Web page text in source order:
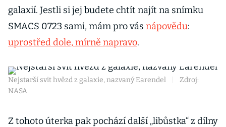
galaxií. Jestli si jej budete chtít najít na snímku
SMACS 0723 sami, mám pro vás nápovědu:
uprostřed dole, mírně napravo.
Nejstarší svit hvězd z galaxie, nazvaný Earendel
Zdroj:
NASA
Z tohoto úterka pak pochází další „libůstka“ z dílny